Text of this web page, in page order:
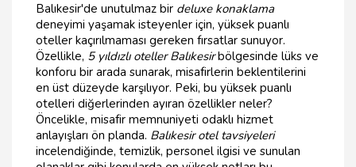
Balıkesir'de unutulmaz bir deluxe konaklama
deneyimi yaşamak isteyenler için, yüksek puanlı
oteller kaçırılmaması gereken fırsatlar sunuyor.
Özellikle, 5 yıldızlı oteller Balıkesirbölgesinde lüks ve
konforu bir arada sunarak, misafirlerin beklentilerini
en üst düzeyde karşılıyor. Peki, bu yüksek puanlı
otelleri diğerlerinden ayıran özellikler neler?
Öncelikle, misafir memnuniyeti odaklı hizmet
anlayışları ön planda. Balıkesir otel tavsiyeleri
incelendiğinde, temizlik, personel ilgisi ve sunulan